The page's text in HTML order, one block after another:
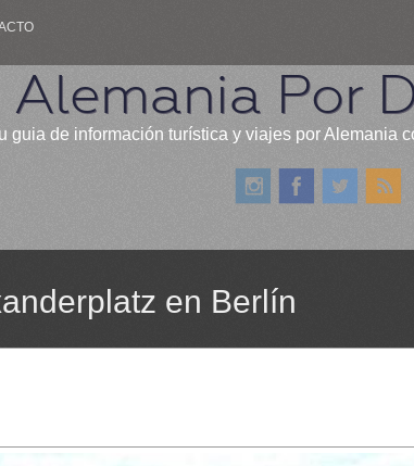
Alemania Por
guia de información turística y viajes por Alemania
en Berlín